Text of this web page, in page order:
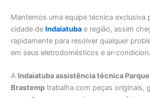
Mantemos uma equipe técnica exclusiva
cidade de Indaiatuba e região, assim
rapidamente para resolver qualquer
em seus eletrodomésticos e ar-
A Indaiatuba assistência técnica
Brastemp trabalha com peças originais,